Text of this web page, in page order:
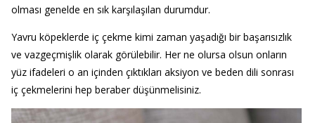
olması genelde en sık karşılaşılan durumdur.
Yavru köpeklerde iç çekme kimi zaman yaşadığı bir başarısızlık
ve vazgeçmişlik olarak görülebilir. Her ne olursa olsun onların
yüz ifadeleri o an içinden çıktıkları aksiyon ve beden dili sonrası
iç çekmelerini hep beraber düşünmelisiniz.